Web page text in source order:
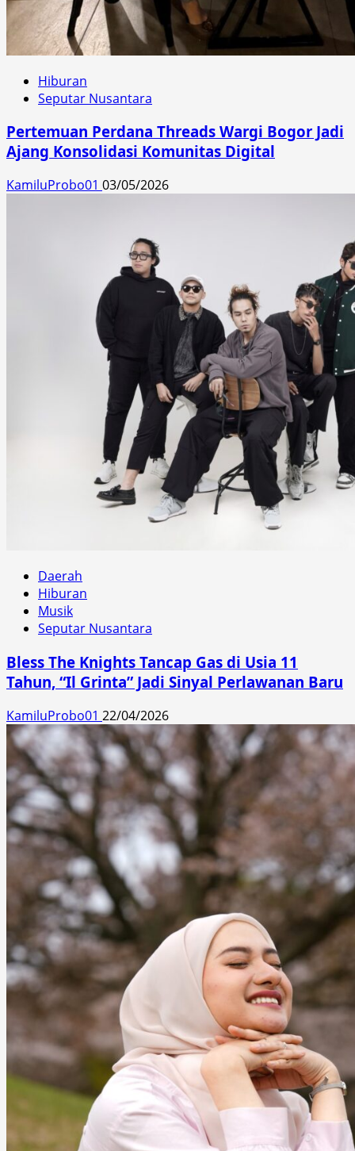
Hiburan
Seputar Nusantara
Pertemuan Perdana Threads Wargi Bogor Jadi
Ajang Konsolidasi Komunitas Digital
KamiluProbo01 03/05/2026
Daerah
Hiburan
Musik
Seputar Nusantara
Bless The Knights Tancap Gas di Usia 11
Tahun, “Il Grinta” Jadi Sinyal Perlawanan Baru
KamiluProbo01 22/04/2026